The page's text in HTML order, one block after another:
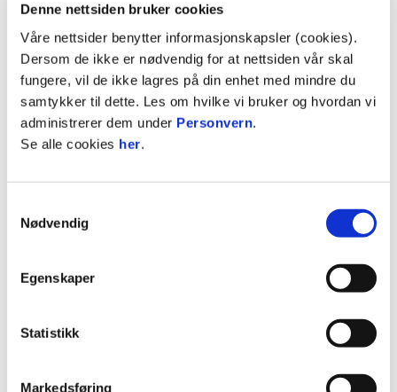
Denne nettsiden bruker cookies
Våre nettsider benytter informasjonskapsler (cookies).
Dersom de ikke er nødvendig for at nettsiden vår skal
fungere, vil de ikke lagres på din enhet med mindre du
samtykker til dette. Les om hvilke vi bruker og hvordan vi
administrerer dem under Personvern.
Se alle cookies her.
Nødvendig
Egenskaper
Statistikk
Markedsføring
Dørene åpner og man kan finne plassen sin på
tribunen!
15.40 – Brodd-løpet
Barn løper til Brodd på indre bane – et
høydepunkt for de yngste Odd-supporterne.
Guro Søvik fremfører klubbhymnen «Vi har
syng med!
16.00 – Avspark: Odd – Sogndal
Endelig er venteiden over og det er klart for årets